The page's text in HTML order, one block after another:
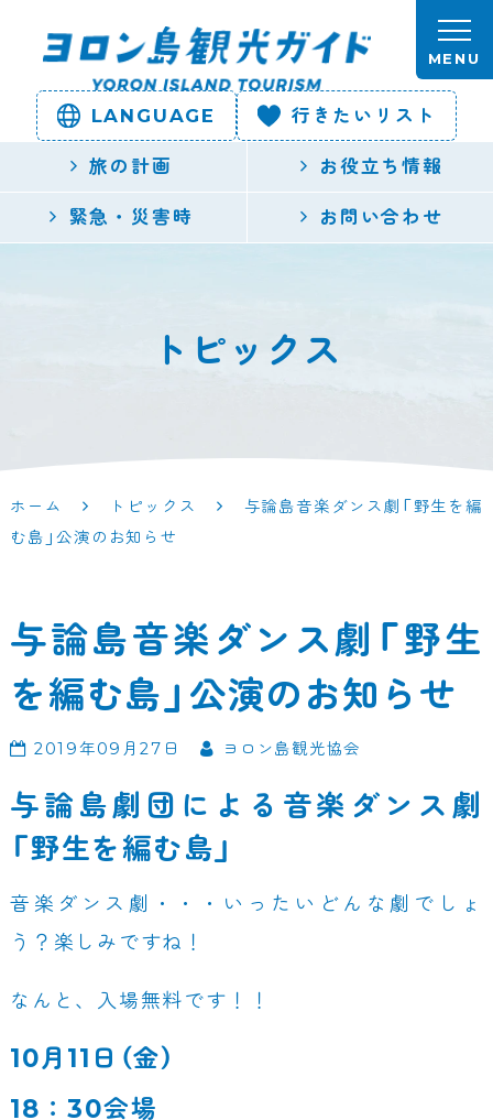
ヨロン島
観光ガイ
ド | 鹿児
端の与論
光サイト
LANGUAGE 行きたいリスト
旅の計画 お役立ち情報
緊急・災害時 お問い合わせ
MENU
トピックス
ホーム トピックス
与論島音楽ダンス劇「野生を編
む島」公演のお知らせ
与論島音楽ダンス劇「野生
を編む島」公演のお知らせ
2019年09月27日 ヨロン島観光協会
与論島劇団による音楽ダンス劇
「野生を編む島」
音楽ダンス劇・・・いったいどんな劇でしょ
う？楽しみですね！
なんと、入場無料です！！
10月11日（金）
18：30会場